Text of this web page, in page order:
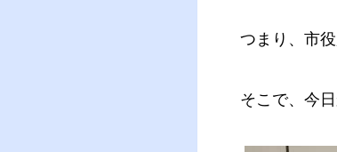
つまり、市
そこで、今